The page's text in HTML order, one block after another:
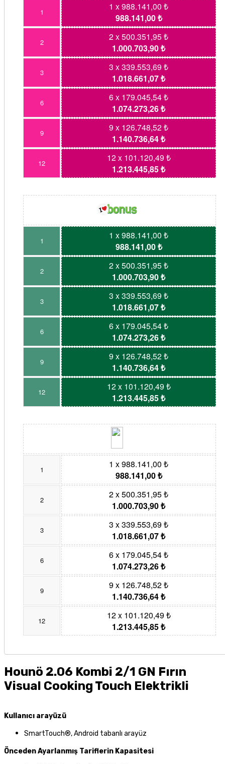
1
1 x 988.141,00 ₺
988.141,00 ₺
2
2 x 500.351,95 ₺
1.000.703,90 ₺
3
3 x 339.553,69 ₺
1.018.661,07 ₺
6
6 x 179.045,54 ₺
1.074.273,26 ₺
9
9 x 126.748,52 ₺
1.140.736,64 ₺
12
12 x 101.120,49 ₺
1.213.445,85 ₺
1
1 x 988.141,00 ₺
988.141,00 ₺
2
2 x 500.351,95 ₺
1.000.703,90 ₺
3
3 x 339.553,69 ₺
1.018.661,07 ₺
6
6 x 179.045,54 ₺
1.074.273,26 ₺
9
9 x 126.748,52 ₺
1.140.736,64 ₺
12
12 x 101.120,49 ₺
1.213.445,85 ₺
1
1 x 988.141,00 ₺
988.141,00 ₺
2
2 x 500.351,95 ₺
1.000.703,90 ₺
3
3 x 339.553,69 ₺
1.018.661,07 ₺
6
6 x 179.045,54 ₺
1.074.273,26 ₺
9
9 x 126.748,52 ₺
1.140.736,64 ₺
12
12 x 101.120,49 ₺
1.213.445,85 ₺
Hounö 2.06 Kombi 2/1 GN Fırın
Visual Cooking Touch Elektrikli
Kullanıcı arayüzü
SmartTouch®, Android tabanlı arayüz
Önceden Ayarlanmış Tariflerin Kapasitesi